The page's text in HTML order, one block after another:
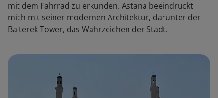
mit dem Fahrrad zu erkunden. Astana beeindruckt
mich mit seiner modernen Architektur, darunter der
Baiterek Tower, das Wahrzeichen der Stadt.